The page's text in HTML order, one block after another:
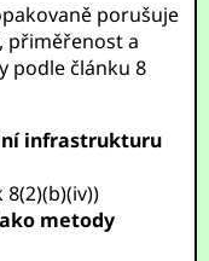
porušuje
přiměřenost a
podle článku 8
infrastrukturu
8(2)(b)(iv))
metody